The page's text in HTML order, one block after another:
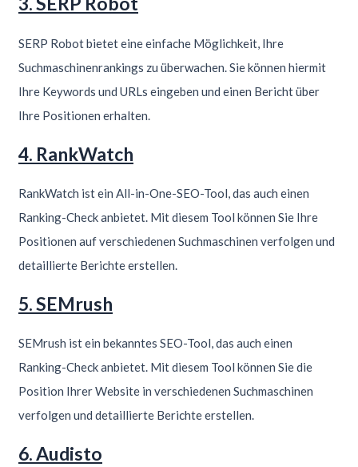
SERP Robot bietet eine einfache Möglichkeit, Ihre
Suchmaschinenrankings zu überwachen. Sie können hiermit
Ihre Keywords und URLs eingeben und einen Bericht über
Ihre Positionen erhalten.
4. RankWatch
RankWatch ist ein All-in-One-SEO-Tool, das auch einen
Ranking-Check anbietet. Mit diesem Tool können Sie Ihre
Positionen auf verschiedenen Suchmaschinen verfolgen und
detaillierte Berichte erstellen.
5. SEMrush
SEMrush ist ein bekanntes SEO-Tool, das auch einen
Ranking-Check anbietet. Mit diesem Tool können Sie die
Position Ihrer Website in verschiedenen Suchmaschinen
verfolgen und detaillierte Berichte erstellen.
6. Audisto